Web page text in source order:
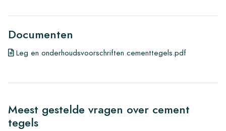
Documenten
Leg en onderhoudsvoorschriften cementtegels.pdf
Meest gestelde vragen over cement
tegels